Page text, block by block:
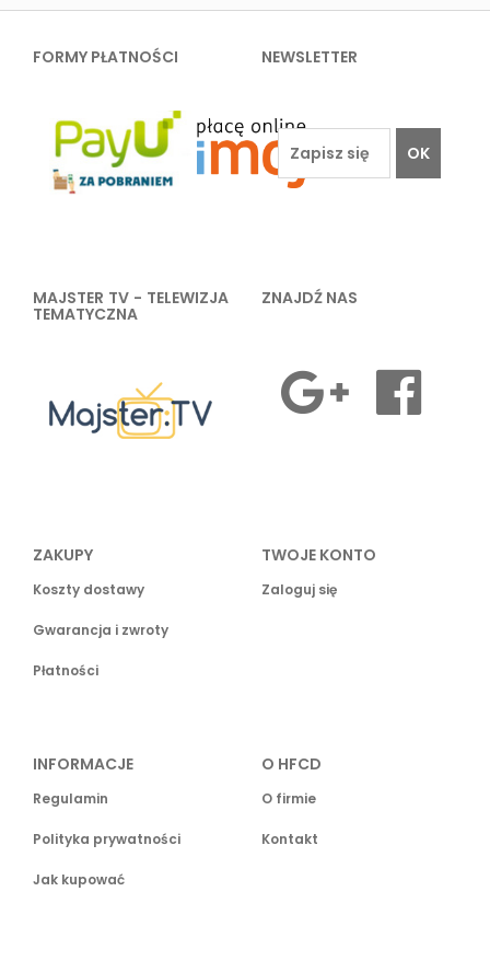
FORMY PŁATNOŚCI NEWSLETTER
OK
MAJSTER TV - TELEWIZJA
TEMATYCZNA
ZNAJDŹ NAS
ZAKUPY
Koszty dostawy
Gwarancja i zwroty
Płatności
TWOJE KONTO
Zaloguj się
INFORMACJE
Regulamin
Polityka prywatności
Jak kupować
O HFCD
O firmie
Kontakt